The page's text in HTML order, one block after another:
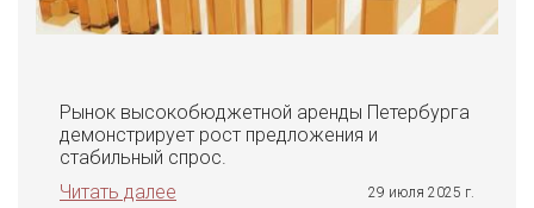
Рынок высокобюджетной аренды Петербурга
демонстрирует рост предложения и
стабильный спрос.
Читать далее
29 июля 2025 г.